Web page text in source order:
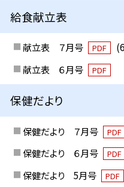
給食献立表
献立表 ７月号 PDF
献立表 ６月号
PDF
保健だより
保健だより ７月号 PDF
保健だより ６月号
PDF
保健だより 5月号
PDF